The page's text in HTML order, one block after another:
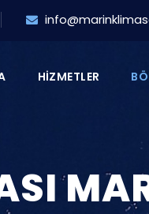
HIZMETLER